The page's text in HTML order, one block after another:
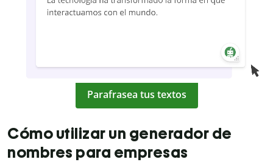
Parafrasea tus textos
Cómo utilizar un generador de
nombres para empresas